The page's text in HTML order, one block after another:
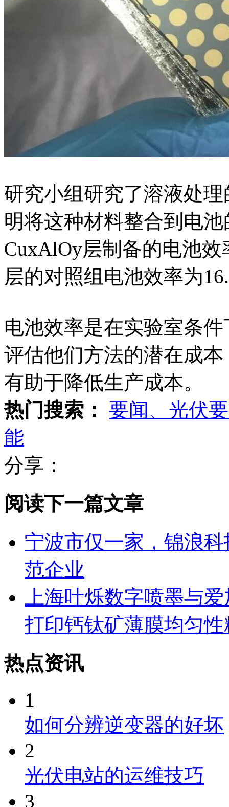
研究小组研究了溶液处
明将这种材料整合到电
CuxAlOy层制备的电池
层的对照组电池效率为
电池效率是在实验室条
评估他们方法的潜在成
有助于降低生产成本。
热门搜索： 要闻、光伏
能
分享：
阅读下一篇文章
宁波市仅一家，锦浪
范企业
上海叶烁数字喷墨与
打印钙钛矿薄膜均匀
热点资讯
1
如何分辨逆变器的好坏
2
光伏电站的运维技巧
3